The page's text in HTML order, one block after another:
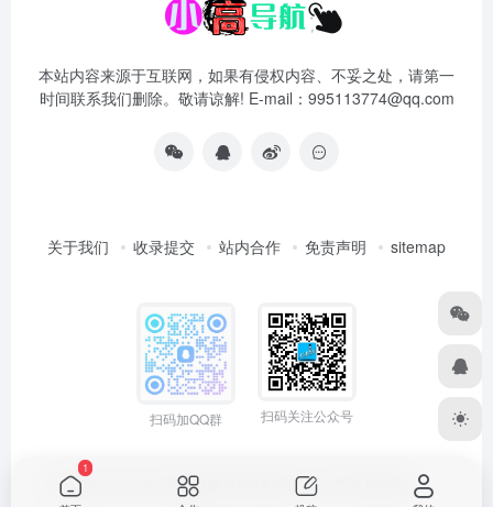
本站内容来源于互联网，如果有侵权内容、不妥之处，请第一
时间联系我们删除。敬请谅解! E-mail：995113774@qq.com
关于我们 收录提交 站内合作 免责声明 sitemap
扫码加QQ群 扫码关注公众号
Copyright © 2026 小高导航网 粤ICP备2021165775号 网站统计
1